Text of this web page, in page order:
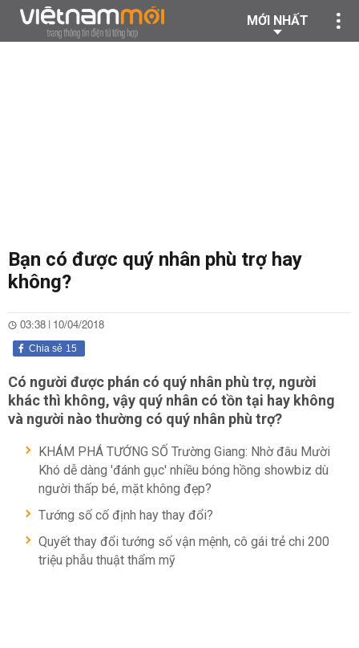
MỚI NHẤT
Bạn có được quý nhân phù trợ hay
không?
03:38 | 10/04/2018
15
Chia sẻ
Có người được phán có quý nhân phù trợ, người
khác thì không, vậy quý nhân có tồn tại hay không
và người nào thường có quý nhân phù trợ?
KHÁM PHÁ TƯỚNG SỐ Trường Giang: Nhờ đâu Mười
Khó dễ dàng 'đánh gục' nhiều bóng hồng showbiz dù
người thấp bé, mặt không đẹp?
Tướng số cố định hay thay đổi?
Quyết thay đổi tướng số vận mệnh, cô gái trẻ chi 200
triệu phẫu thuật thẩm mỹ